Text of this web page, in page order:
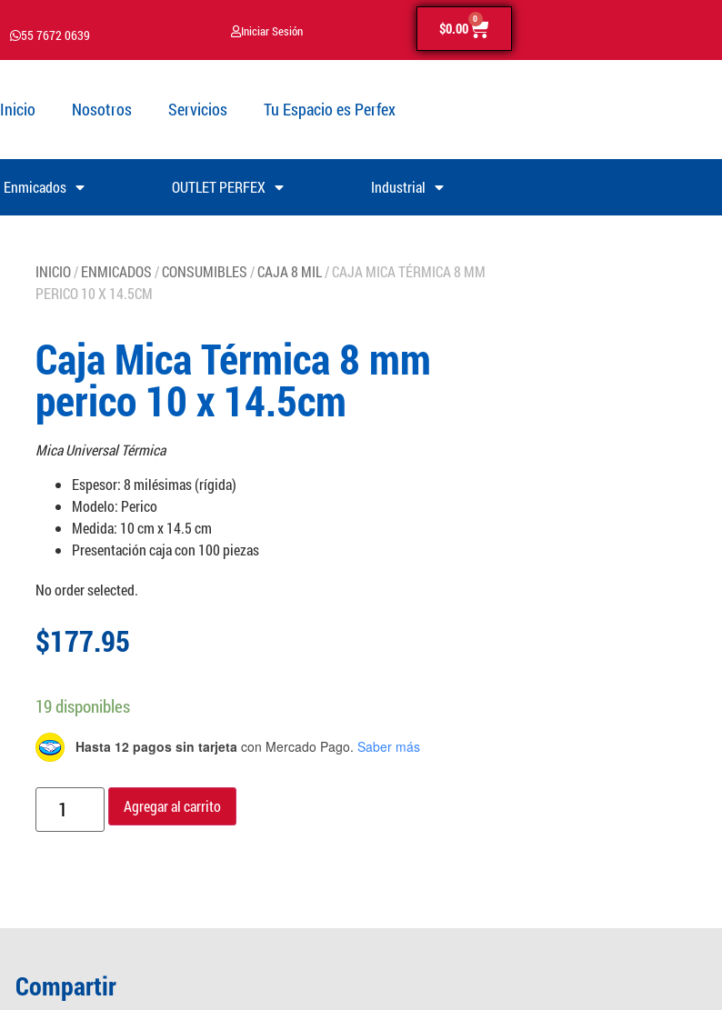
55 7672 0639 Iniciar Sesión $0.00
0
Inicio Nosotros Servicios Tu Espacio es Perfex
Enmicados OUTLET PERFEX Industrial
INICIO/ENMICADOS /CONSUMIBLES /CAJA 8 MIL/ CAJA MICA TÉRMICA 8 MM
PERICO 10 X 14.5CM
Caja Mica Térmica 8 mm
perico 10 x 14.5cm
Mica Universal Térmica
Espesor: 8 milésimas (rígida)
Modelo: Perico
Medida: 10 cm x 14.5 cm
Presentación caja con 100 piezas
No order selected.
$177.95
19 disponibles
Hasta 12 pagos sin tarjetacon Mercado Pago. Saber más
Agregar al carrito
Compartir